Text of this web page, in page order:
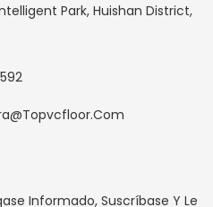
Park, Huishan District,
Informado, Suscríbase Y Le